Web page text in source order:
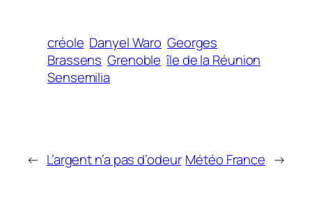
créole Danyel Waro Georges
Brassens Grenoble île de la Réunion
Sensemilia
← L’argent n’a pas d’odeur Météo France →